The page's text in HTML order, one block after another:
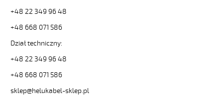
szary,izol.pur
żyły
od
[kod:
23329].
https://www.static.helukabel-
+48 22 349 96 48
+48 668 071 586
Dział techniczny:
+48 22 349 96 48
+48 668 071 586
sklep@helukabel-sklep.pl